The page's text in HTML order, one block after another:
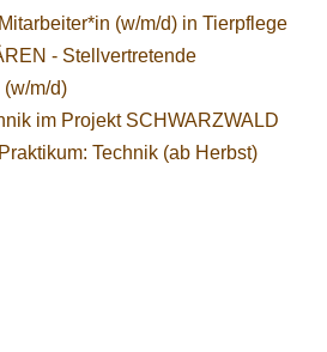
(w/m/d) in Tierpflege
- Stellvertretende
m/d)
im Projekt SCHWARZWALD
Technik (ab Herbst)